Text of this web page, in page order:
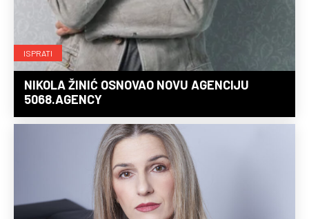
ISPRATI
NIKOLA ŽINIĆ OSNOVAO NOVU AGENCIJU
5068.AGENCY